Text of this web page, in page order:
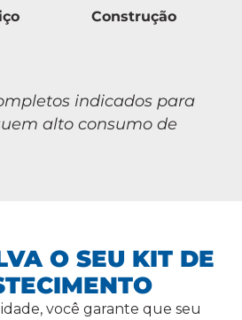
Construção
indicados para
alto consumo de
O SEU KIT DE
você garante que seu